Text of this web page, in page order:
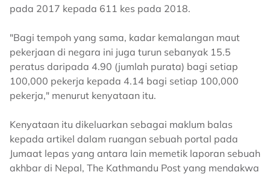
pada 2017 kepada 611 kes pada 2018.
"Bagi tempoh yang sama, kadar kemalangan maut
pekerjaan di negara ini juga turun sebanyak 15.5
peratus daripada 4.90 (jumlah purata) bagi setiap
100,000 pekerja kepada 4.14 bagi setiap 100,000
pekerja," menurut kenyataan itu.
Kenyataan itu dikeluarkan sebagai maklum balas
kepada artikel dalam ruangan sebuah portal pada
Jumaat lepas yang antara lain memetik laporan sebuah
akhbar di Nepal, The Kathmandu Post yang mendakwa